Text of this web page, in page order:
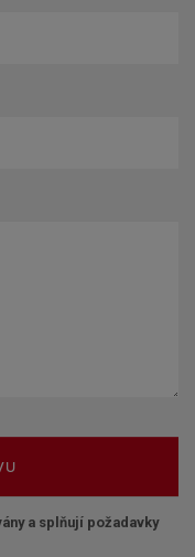
a splňují požadavky